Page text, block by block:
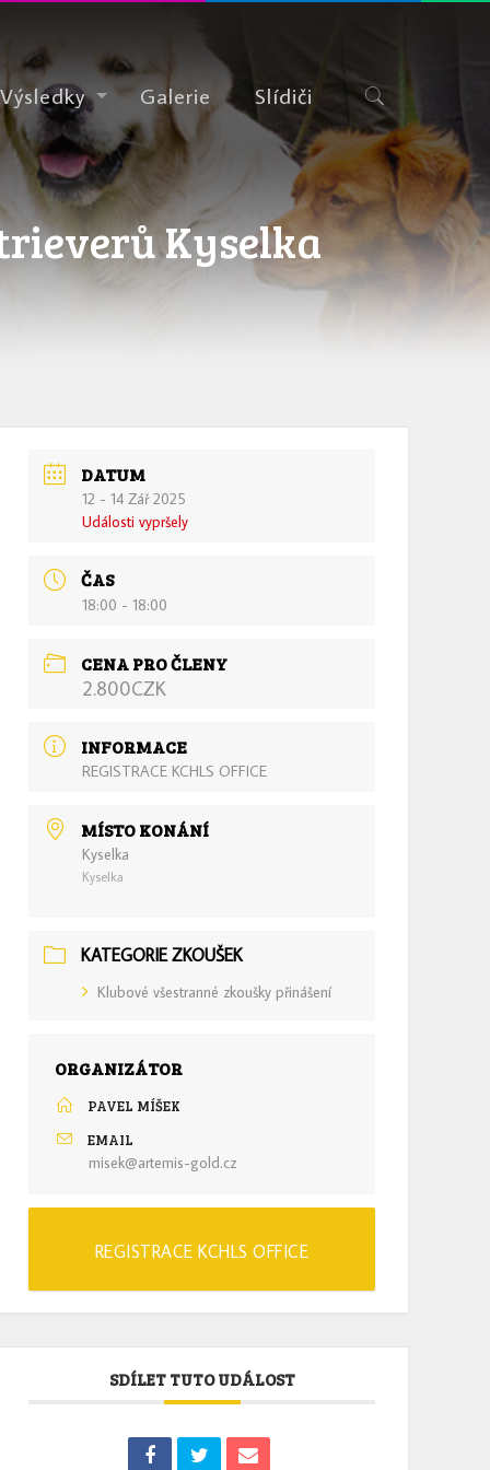
Výsledky Galerie Slídiči
Kyselka
DATUM
12 - 14 Zář 2025
Události vypršely
ČAS
18:00 - 18:00
CENA PRO ČLENY
2.800CZK
INFORMACE
REGISTRACE KCHLS OFFICE
MÍSTO KONÁNÍ
Kyselka
Kyselka
KATEGORIE ZKOUŠEK
Klubové všestranné zkoušky přinášení
ORGANIZÁTOR
PAVEL MÍŠEK
EMAIL
misek@artemis-gold.cz
REGISTRACE KCHLS OFFICE
SDÍLET TUTO UDÁLOST